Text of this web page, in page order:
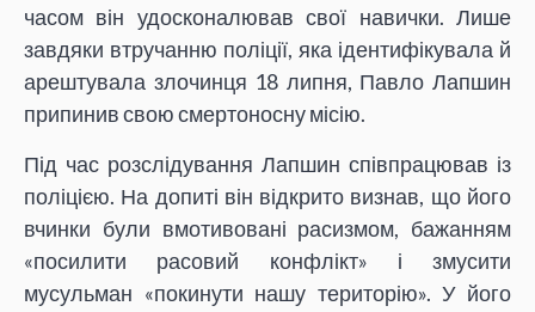
часом він удосконалював свої навички. Лише
завдяки втручанню поліції, яка ідентифікувала й
арештувала злочинця 18 липня, Павло Лапшин
припинив свою смертоносну місію.
Під час розслідування Лапшин співпрацював із
поліцією. На допиті він відкрито визнав, що його
вчинки були вмотивовані расизмом, бажанням
«посилити расовий конфлікт» і змусити
мусульман «покинути нашу територію». У його